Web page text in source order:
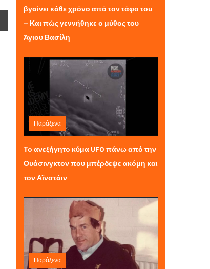
βγαίνει κάθε χρόνο από τον τάφο του
– Και πώς γεννήθηκε ο μύθος του
Άγιου Βασίλη
Παράξενα
Κυριακή 28 Δεκεμβρίου 2025 23:35
Το ανεξήγητο κύμα UFO πάνω από την
Ουάσινγκτον που μπέρδεψε ακόμη και
τον Αϊνστάιν
Παράξενα